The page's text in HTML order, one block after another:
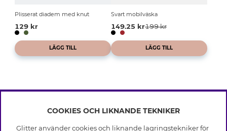
Plisserat diadem med knut
129 kr
LÄGG TILL
Svart mobilväska
149.25 kr199 kr
LÄGG TILL
INFO
COOKIES OCH LIKNANDE TEKNIKER
Glitter använder cookies och liknande lagringstekniker för